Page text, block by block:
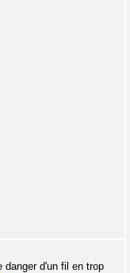
danger d'un fil en trop